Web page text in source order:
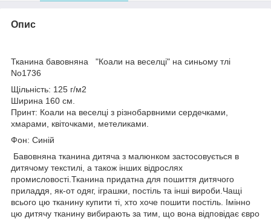
Опис
Тканина бавовняна "Коали на веселці" на синьому тлі
No1736
Щільність: 125 г/м2
Ширина 160 см.
Принт: Коали на веселці з різнобарвними сердечками,
хмарами, квіточками, метеликами.
Фон: Синій
Бавовняна тканина дитяча з малюнком застосовується в
дитячому текстилі, а також інших відрослях
промисловості.Тканина придатна для пошиття дитячого
приладдя, як-от одяг, іграшки, постіль та інші вироби.Чащі
всього цю тканину купити ті, хто хоче пошити постіль. Імінно
цю дитячу тканину вибирають за тим, що вона відповідає євро